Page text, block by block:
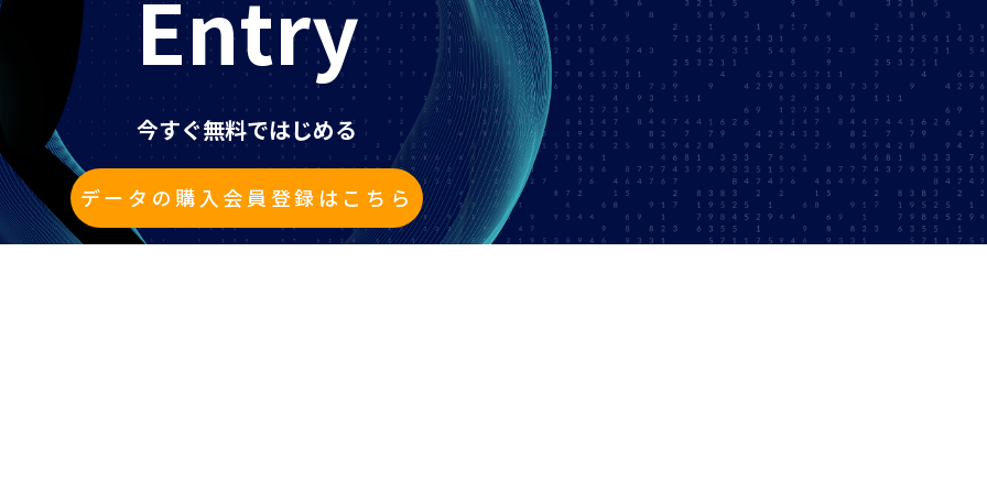
Entry
今すぐ無料ではじめる
データの購入会員登録はこちら